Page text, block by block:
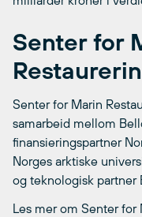
Senter for
Senter for Marin
samarbeid mellom
finansieringspartner
Norges arktiske
og teknologisk partner
Les mer om Senter for